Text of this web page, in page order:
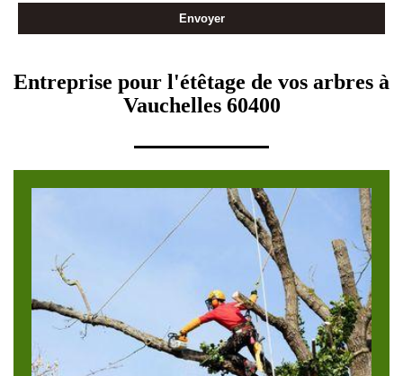
Entreprise pour l'étêtage de vos arbres à
Vauchelles 60400